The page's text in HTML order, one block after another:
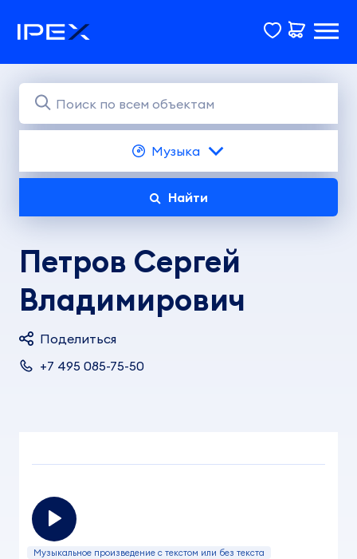
Музыка
Найти
Петров Сергей
Владимирович
Поделиться
+7 495 085-75-50
Музыкальное произведение с текстом или без текста